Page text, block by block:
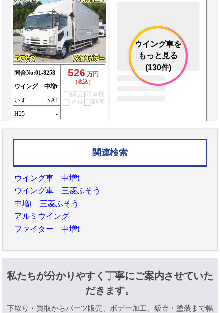
問合No:01-8258
ウイング
中増t
いすゞ
SAT
H25
-
526 万円
（税込）
保証
車検
ＰＧ
動画
ウイング車を
もっと見る
(130件)
関連検索
ウイング車 中増t
ウイング車 三菱ふそう
中増t 三菱ふそう
アルミウイング
ファイター 中増t
私たちが分かりやすく丁寧にご案内させていた
だきます。
下取り・買取からパーツ販売、ボデー加工、鈑金・塗装まで幅